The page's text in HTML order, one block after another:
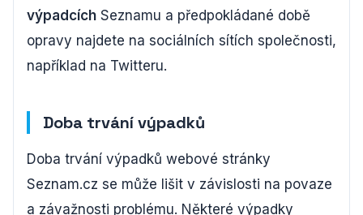
výpadcích Seznamu a předpokládané době
opravy najdete na sociálních sítích společnosti,
například na Twitteru.
Doba trvání výpadků
Doba trvání výpadků webové stránky
Seznam.cz se může lišit v závislosti na povaze
a závažnosti problému. Některé výpadky